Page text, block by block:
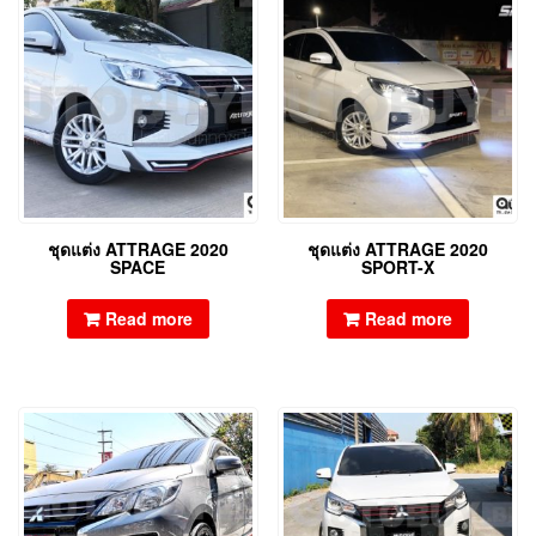
ชุดแต่ง ATTRAGE 2020
SPACE
Read more
ชุดแต่ง ATTRAGE 2020
SPORT-X
Read more